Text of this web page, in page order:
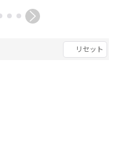
リセット